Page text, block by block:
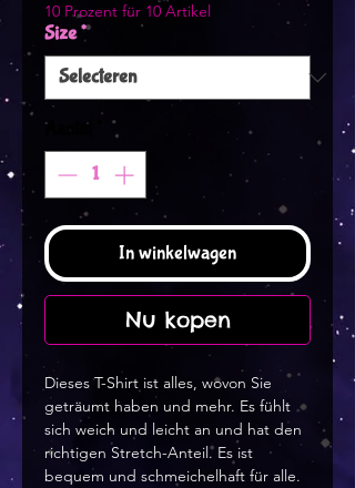
10 Prozent für 10 Artikel
Size*
Aantal
In winkelwagen
Nu kopen
Dieses T-Shirt ist alles, wovon Sie
geträumt haben und mehr. Es fühlt
sich weich und leicht an und hat den
richtigen Stretch-Anteil. Es ist
bequem und schmeichelhaft für alle.